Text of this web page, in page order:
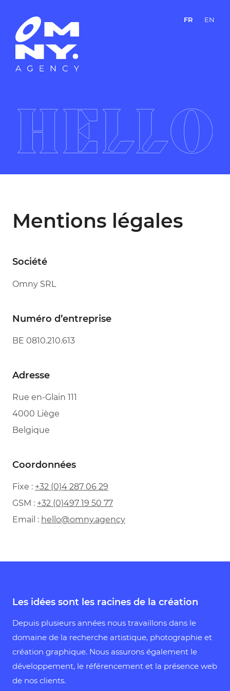
FR EN
Mentions légales
Société
Omny SRL
Numéro d’entreprise
BE 0810.210.613
Adresse
Rue en-Glain 111
4000 Liège
Belgique
Coordonnées
Fixe : +32 (0)4 287 06 29
GSM : +32 (0)497 19 50 77
Email : hello@omny.agency
Les idées sont les racines de la création
Depuis plusieurs années nous travaillons dans le
domaine de la recherche artistique, photographie et
création graphique. Nous assurons également le
développement, le référencement et la présence web
de nos clients.